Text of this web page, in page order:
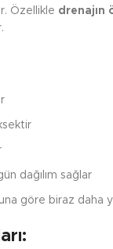
Özellikle drenajın
dağılım sağlar
göre biraz daha